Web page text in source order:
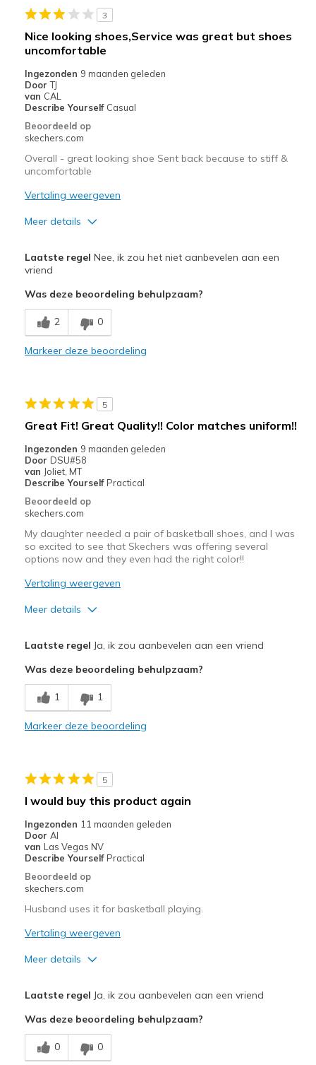
Minpunten
Too many styles that catch long pants and sweatp
Beste toepassingen
Casual Wear
3
Nice looking shoes,Service was great but shoes
uncomfortable
Ingezonden 9 maanden geleden
Door TJ
van CAL
Describe Yourself Casual
Beoordeeld op
skechers.com
Overall - great looking shoe Sent back because to stiff &
uncomfortable
Vertaling weergeven
Meer details
Attractive Design
Stylish
Minpunten
Needs better cushioning
Beste toepassingen
Casual Wear
Hiking - style has good support for ankles
Width
Feels true to width
Sizing
View On Shoes
Laatste regel Nee, ik zou het niet aanbevelen aan een
vriend
Was deze beoordeling behulpzaam?
2 0
Markeer deze beoordeling
5
Great Fit! Great Quality!! Color matches uniform!!
Ingezonden 9 maanden geleden
Door DSU#58
van Joliet, MT
Describe Yourself Practical
Beoordeeld op
skechers.com
My daughter needed a pair of basketball shoes, and I was
so excited to see that Skechers was offering several
options now and they even had the right color!!
Vertaling weergeven
Meer details
Breathe Well
Comfortable
Beste toepassingen
Width
Sizing
Feels true to size
View On Shoes
Laatste regel Ja, ik zou aanbevelen aan een vriend
Was deze beoordeling behulpzaam?
1 1
Markeer deze beoordeling
5
I would buy this product again
Ingezonden 11 maanden geleden
Door Al
van Las Vegas NV
Describe Yourself Practical
Beoordeeld op
skechers.com
Husband uses it for basketball playing.
Vertaling weergeven
Meer details
Stylish
Laatste regel Ja, ik zou aanbevelen aan een vriend
Was deze beoordeling behulpzaam?
0 0